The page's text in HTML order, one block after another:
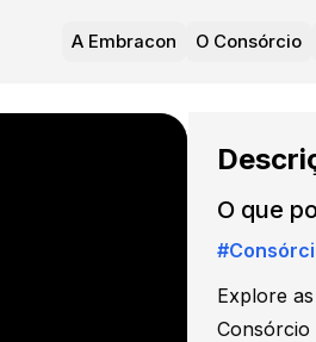
A Embracon O Consórcio
O que
#
Explore
Consórcio